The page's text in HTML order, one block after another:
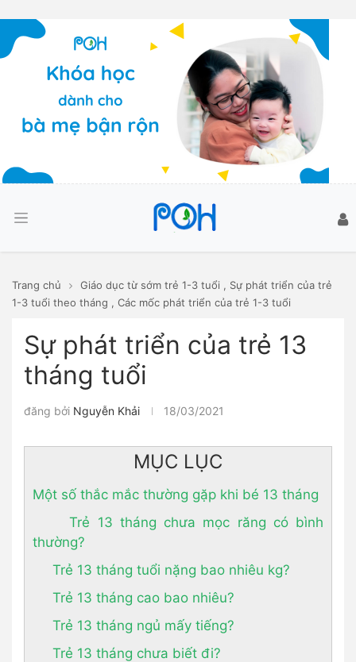
Trang chủ Giáo dục từ sớm trẻ 1-3 tuổi , Sự phát triển của trẻ
1-3 tuổi theo tháng , Các mốc phát triển của trẻ 1-3 tuổi
Sự phát triển của trẻ 13
tháng tuổi
đăng bởi Nguyễn Khải 18/03/2021
MỤC LỤC
Một số thắc mắc thường gặp khi bé 13 tháng
Trẻ 13 tháng chưa mọc răng có bình
thường?
Trẻ 13 tháng tuổi nặng bao nhiêu kg?
Trẻ 13 tháng cao bao nhiêu?
Trẻ 13 tháng ngủ mấy tiếng?
Trẻ 13 tháng chưa biết đi?